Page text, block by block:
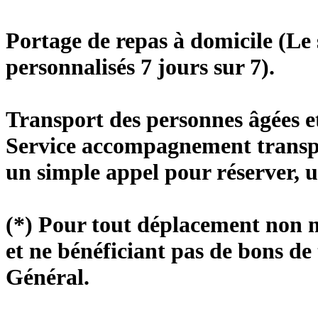
Portage de repas à domicile (Le
personnalisés 7 jours sur 7).
Transport des personnes âgées
Service accompagnement
un simple appel pour réserver,
(*) Pour tout déplacement non
et ne bénéficiant pas de bons
Général.